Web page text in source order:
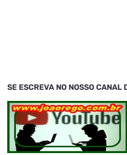
SE ESCREVA NO NOSSO CANAL